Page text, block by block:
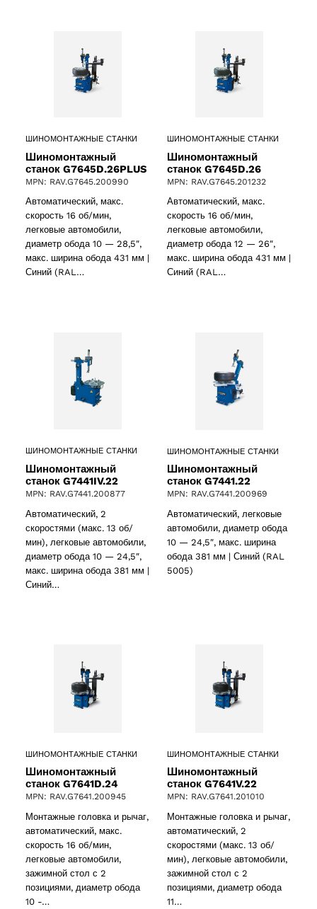
61 products
ШИНОМОНТАЖНЫЕ СТАНКИ
Шиномонтажный
станок G7645D.26PLUS
MPN: RAV.G7645.200990
Автоматический, макс.
скорость 16 об/мин,
легковые автомобили,
диаметр обода 10 — 28,5″,
макс. ширина обода 431 мм |
Синий (RAL…
ШИНОМОНТАЖНЫЕ СТАНКИ
Шиномонтажный
станок G7645D.26
MPN: RAV.G7645.201232
Автоматический, макс.
скорость 16 об/мин,
легковые автомобили,
диаметр обода 12 — 26″,
макс. ширина обода 431 мм |
Синий (RAL…
ШИНОМОНТАЖНЫЕ СТАНКИ
Шиномонтажный
станок G7441IV.22
MPN: RAV.G7441.200877
Автоматический, 2
скоростями (макс. 13 об/
мин), легковые автомобили,
диаметр обода 10 — 24,5″,
макс. ширина обода 381 мм |
Синий…
ШИНОМОНТАЖНЫЕ СТАНКИ
Шиномонтажный
станок G7441.22
MPN: RAV.G7441.200969
Автоматический, легковые
автомобили, диаметр обода
10 — 24,5″, макс. ширина
обода 381 мм | Синий (RAL
5005)
ШИНОМОНТАЖНЫЕ СТАНКИ
Шиномонтажный
станок G7641D.24
MPN: RAV.G7641.200945
Монтажные головка и рычаг,
автоматический, макс.
скорость 16 об/мин,
легковые автомобили,
зажимной стол с 2
позициями, диаметр обода
10 -…
ШИНОМОНТАЖНЫЕ СТАНКИ
Шиномонтажный
станок G7641V.22
MPN: RAV.G7641.201010
Монтажные головка и рычаг,
автоматический, 2
скоростями (макс. 13 об/
мин), легковые автомобили,
зажимной стол с 2
позициями, диаметр обода
11…